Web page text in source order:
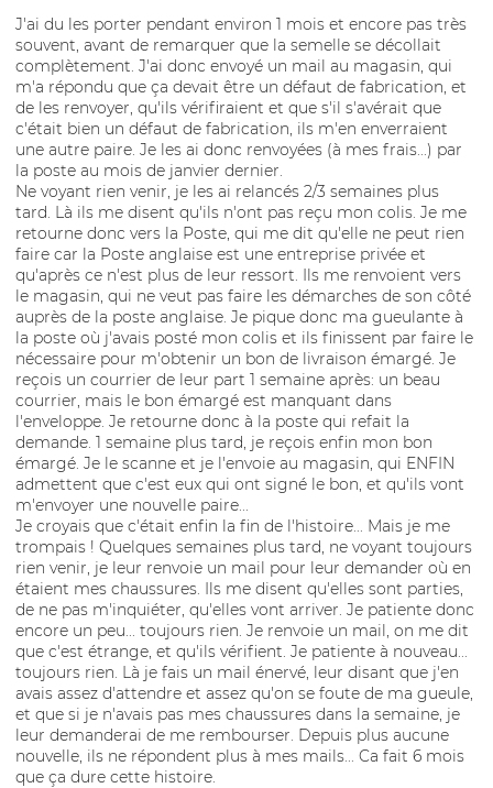
J'ai du les porter pendant environ 1 mois et encore pas très
souvent, avant de remarquer que la semelle se décollait
complètement. J'ai donc envoyé un mail au magasin, qui
m'a répondu que ça devait être un défaut de fabrication, et
de les renvoyer, qu'ils vérifiraient et que s'il s'avérait que
c'était bien un défaut de fabrication, ils m'en enverraient
une autre paire. Je les ai donc renvoyées (à mes frais...) par
la poste au mois de janvier dernier.
Ne voyant rien venir, je les ai relancés 2/3 semaines plus
tard. Là ils me disent qu'ils n'ont pas reçu mon colis. Je me
retourne donc vers la Poste, qui me dit qu'elle ne peut rien
faire car la Poste anglaise est une entreprise privée et
qu'après ce n'est plus de leur ressort. Ils me renvoient vers
le magasin, qui ne veut pas faire les démarches de son côté
auprès de la poste anglaise. Je pique donc ma gueulante à
la poste où j'avais posté mon colis et ils finissent par faire le
nécessaire pour m'obtenir un bon de livraison émargé. Je
reçois un courrier de leur part 1 semaine après: un beau
courrier, mais le bon émargé est manquant dans
l'enveloppe. Je retourne donc à la poste qui refait la
demande. 1 semaine plus tard, je reçois enfin mon bon
émargé. Je le scanne et je l'envoie au magasin, qui ENFIN
admettent que c'est eux qui ont signé le bon, et qu'ils vont
m'envoyer une nouvelle paire...
Je croyais que c'était enfin la fin de l'histoire... Mais je me
trompais ! Quelques semaines plus tard, ne voyant toujours
rien venir, je leur renvoie un mail pour leur demander où en
étaient mes chaussures. Ils me disent qu'elles sont parties,
de ne pas m'inquiéter, qu'elles vont arriver. Je patiente donc
encore un peu... toujours rien. Je renvoie un mail, on me dit
que c'est étrange, et qu'ils vérifient. Je patiente à nouveau...
toujours rien. Là je fais un mail énervé, leur disant que j'en
avais assez d'attendre et assez qu'on se foute de ma gueule,
et que si je n'avais pas mes chaussures dans la semaine, je
leur demanderai de me rembourser. Depuis plus aucune
nouvelle, ils ne répondent plus à mes mails... Ca fait 6 mois
que ça dure cette histoire.